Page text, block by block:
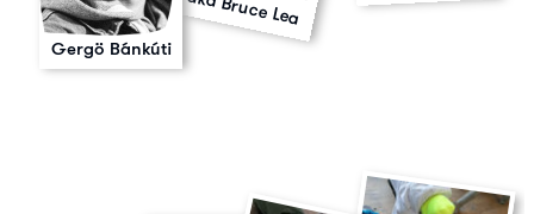
Gergö Bánkúti